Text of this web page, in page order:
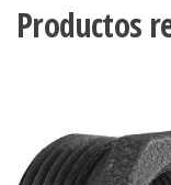
Productos